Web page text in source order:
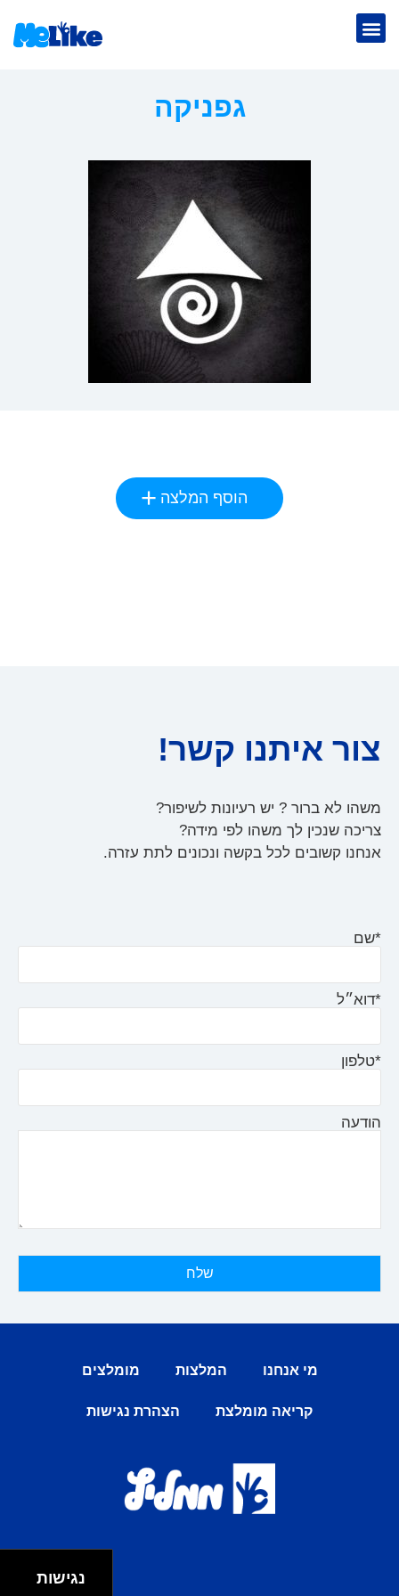
גפניקה
הוסף המלצה
צור איתנו קשר!
משהו לא ברור ? יש רעיונות לשיפור?
צריכה שנכין לך משהו לפי מידה?
אנחנו קשובים לכל בקשה ונכונים לתת עזרה.
*שם
*דוא״ל
*טלפון
הודעה
מי אנחנו המלצות מומלצים
קריאה מומלצת הצהרת נגישות
נגישות